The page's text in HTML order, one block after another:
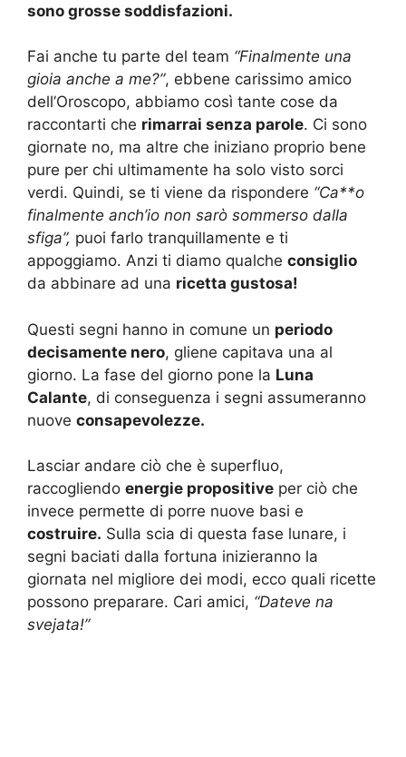
sono grosse soddisfazioni.
Fai anche tu parte del team “Finalmente una
gioia anche a me?”, ebbene carissimo amico
dell’Oroscopo, abbiamo così tante cose da
raccontarti che rimarrai senza parole. Ci sono
giornate no, ma altre che iniziano proprio bene
pure per chi ultimamente ha solo visto sorci
verdi. Quindi, se ti viene da rispondere “Ca**o
finalmente anch’io non sarò sommerso dalla
sfiga”, puoi farlo tranquillamente e ti
appoggiamo. Anzi ti diamo qualche consiglio
da abbinare ad una ricetta gustosa!
Questi segni hanno in comune un periodo
decisamente nero, gliene capitava una al
giorno. La fase del giorno pone la Luna
Calante, di conseguenza i segni assumeranno
nuove consapevolezze.
Lasciar andare ciò che è superfluo,
raccogliendo energie propositive per ciò che
invece permette di porre nuove basi e
costruire. Sulla scia di questa fase lunare, i
segni baciati dalla fortuna inizieranno la
giornata nel migliore dei modi, ecco quali ricette
possono preparare. Cari amici, “Dateve na
svejata!”